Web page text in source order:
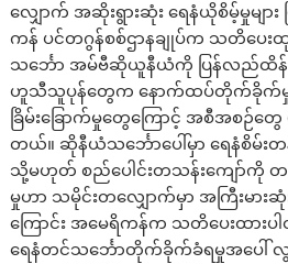
လျှောက် အဆိုးရွားဆုံး ရေနံယိုစိမ့်မှုများ
ကန် ပင်တဂွန်စစ်ဌာနချုပ်က သတိပေး
သင်္ဘော အမ်ဗီဆိုယူနီယံကို ပြန်လည်ထိန်းခ
ဟူသီသူပုန်တွေက နောက်ထပ်တိုက်ခိုက်မှု
ခြိမ်းခြောက်မှုတွေကြောင့် အစီအစဉ်တွ
တယ်။ ဆိုနီယံသင်္ဘောပေါ်မှာ ရေနံစိမ်းတ
သို့မဟုတ် စည်ပေါင်းတသန်းကျော်ကို တ
မှုဟာ သမိုင်းတလျှောက်မှာ အကြီးမားဆုံ
ကြောင်း အမေရိကန်က သတိပေးထား
ရေနံတင်သင်္ဘောတိုက်ခိုက်ခံရမှုအပေါ် လွန်